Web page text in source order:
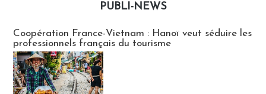
PUBLI-NEWS
Coopération France-Vietnam : Hanoï veut séduire les
professionnels français du tourisme